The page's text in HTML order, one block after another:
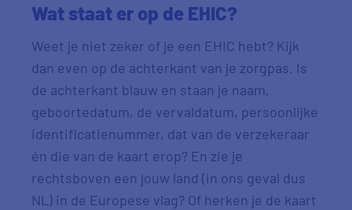
Wat staat er op de EHIC?
Weet je niet zeker of je een EHIC hebt? Kijk
dan even op de achterkant van je zorgpas. Is
de achterkant blauw en staan je naam,
geboortedatum, de vervaldatum, persoonlijke
identificatienummer, dat van de verzekeraar
én die van de kaart erop? En zie je
rechtsboven een jouw land (in ons geval dus
NL) in de Europese vlag? Of herken je de kaart